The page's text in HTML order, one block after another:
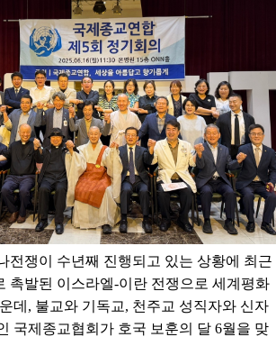
전쟁이 수년째 진행되고 있는 상황에 최근
촉발된 이스라엘-이란 전쟁으로 세계평화
데 , 불교와 기독교, 천주교 성직자와 신자
국제종교협회가 호국 보훈의 달 6월을 맞